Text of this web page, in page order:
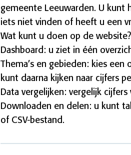
gemeente Leeuwarden. U kunt
iets niet vinden of heeft u een
Wat kunt u doen op de website?
Dashboard: u ziet in één
Thema’s en gebieden: kies
kunt daarna kijken naar cijfers
Data vergelijken: vergelijk
Downloaden en delen: u kunt
of CSV-bestand.